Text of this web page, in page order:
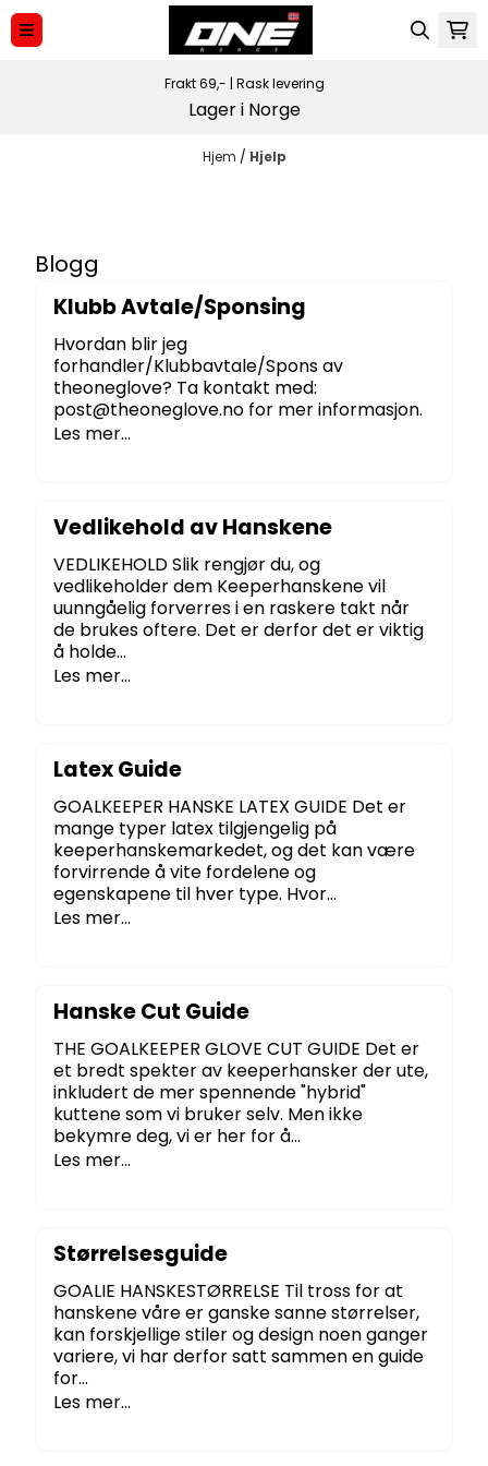
Hopp til innhold
Frakt 69,- | Rask levering
Lager i Norge
Hjem / Hjelp
Blogg
Klubb Avtale/Sponsing
Hvordan blir jeg
forhandler/Klubbavtale/Spons av
theoneglove? Ta kontakt med:
post@theoneglove.no for mer informasjon.
Les mer...
Vedlikehold av Hanskene
VEDLIKEHOLD Slik rengjør du, og
vedlikeholder dem Keeperhanskene vil
uunngåelig forverres i en raskere takt når
de brukes oftere. Det er derfor det er viktig
å holde...
Les mer...
Latex Guide
GOALKEEPER HANSKE LATEX GUIDE Det er
mange typer latex tilgjengelig på
keeperhanskemarkedet, og det kan være
forvirrende å vite fordelene og
egenskapene til hver type. Hvor...
Les mer...
Hanske Cut Guide
THE GOALKEEPER GLOVE CUT GUIDE Det er
et bredt spekter av keeperhansker der ute,
inkludert de mer spennende "hybrid"
kuttene som vi bruker selv. Men ikke
bekymre deg, vi er her for å...
Les mer...
Størrelsesguide
GOALIE HANSKESTØRRELSE Til tross for at
hanskene våre er ganske sanne størrelser,
kan forskjellige stiler og design noen ganger
variere, vi har derfor satt sammen en guide
for...
Les mer...